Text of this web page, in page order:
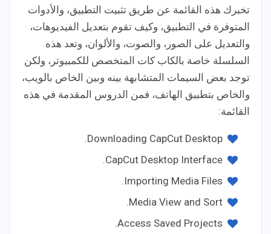
تخبرك هذه القائمة عن طريق تثبيت التطبيق، والأدوات
المتوفرة في التطبيق، وكيف تقوم بتعديل الفيديوهات،
والتعديل على الصور، والصوت، والألوان، وتعد هذه
السلسلة خاصة بالكاب كات المتخصص للكمبيوتر، ولكن
توجد بعض السيمات المتشابهة بينه وبين الخاص بالويب،
والخاص بتطبيق الهاتف، فمن الدروس المقدمة في هذه
القائمة:
Downloading CapCut Desktop.
CapCut Desktop Interface.
Importing Media Files.
Media View and Sort.
Access Saved Projects.